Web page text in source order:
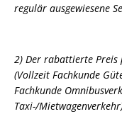
regulär ausgewiesene
2) Der rabattierte Preis
(Vollzeit Fachkunde
Fachkunde
Taxi-/